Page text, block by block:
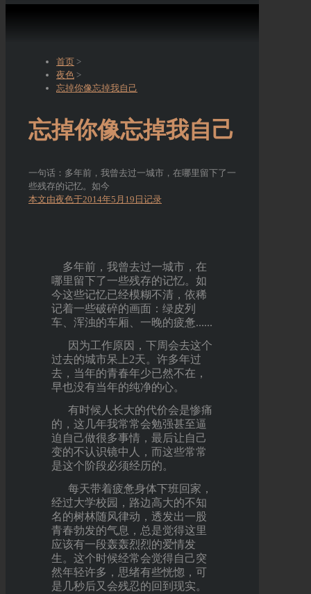
首页 >
夜色 >
忘掉你像忘掉我自己
忘掉你像忘掉我自己
一句话：多年前，我曾去过一城市，在哪里留下了一
些残存的记忆。如今
本文由夜色于2014年5月19日记录
多年前，我曾去过一城市，在
哪里留下了一些残存的记忆。如
今这些记忆已经模糊不清，依稀
记着一些破碎的画面：绿皮列
车、浑浊的车厢、一晚的疲惫......
因为工作原因，下周会去这个
过去的城市呆上2天。许多年过
去，当年的青春年少已然不在，
早也没有当年的纯净的心。
有时候人长大的代价会是惨痛
的，这几年我常常会勉强甚至逼
迫自己做很多事情，最后让自己
变的不认识镜中人，而这些常常
是这个阶段必须经历的。
每天带着疲惫身体下班回家，
经过大学校园，路边高大的不知
名的树林随风律动，透发出一股
青春勃发的气息，总是觉得这里
应该有一段轰轰烈烈的爱情发
生。这个时候经常会觉得自己突
然年轻许多，思绪有些恍惚，可
是几秒后又会残忍的回到现实。